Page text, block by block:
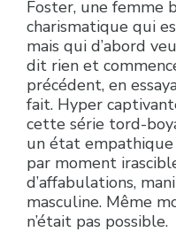
Foster, une femme
charismatique qui
mais qui d’abord
dit rien et
précédent, en
fait. Hyper
cette série tord-
un état
par moment
d’affabulations,
masculine. Même
n’était pas possible.